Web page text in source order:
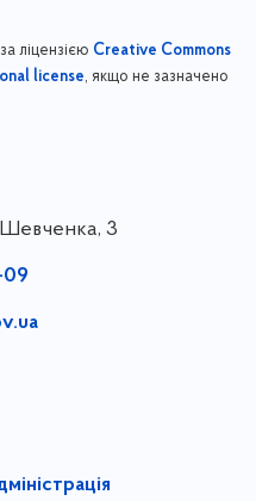
ліцензією Creative Commons
license, якщо не зазначено
Шевченка, 3
09